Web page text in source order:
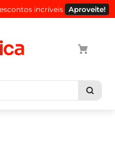
incríveis Aproveite!